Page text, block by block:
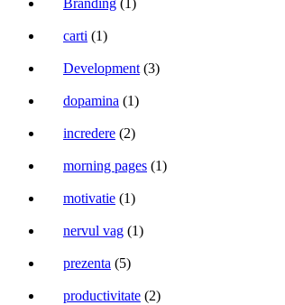
Branding (1)
carti (1)
Development (3)
dopamina (1)
incredere (2)
morning pages (1)
motivatie (1)
nervul vag (1)
prezenta (5)
productivitate (2)